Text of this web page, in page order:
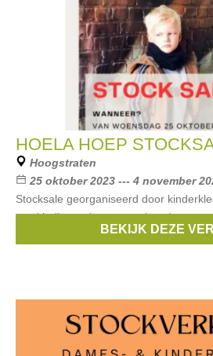
HOELA HOEP
Hoogstraten
25 oktober 2023 --- 4 november
Stocksale georganiseerd door
van kleding, schoenen, pyjama's,
ronde prijzen en kortingen tot -80%
BEKIJK DEZE